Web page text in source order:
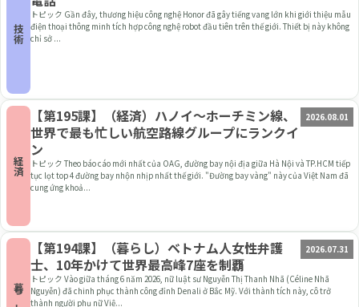
技術
トピック Gần đây, thương hiệu công nghệ Honor đã gây tiếng vang lớn khi giới thiệu mẫu
điện thoại thông minh tích hợp công nghệ robot đầu tiên trên thế giới. Thiết bị này không
chỉ sở ...
経済
【第195課】（経済）ハノイ～ホーチミン線、
世界で最も忙しい航空路線グループにランクイ
ン
2026.08.01
トピック Theo báo cáo mới nhất của OAG, đường bay nội địa giữa Hà Nội và TP.HCM tiếp
tục lọt top 4 đường bay nhộn nhịp nhất thế giới. "Đường bay vàng" này của Việt Nam đã
cung ứng khoả...
暮らし
【第194課】（暮らし）ベトナム人女性弁護
士、10年かけて世界最高峰7座を制覇
2026.07.31
トピック Vào giữa tháng 6 năm 2026, nữ luật sư Nguyễn Thị Thanh Nhã (Céline Nhã
Nguyễn) đã chinh phục thành công đỉnh Denali ở Bắc Mỹ. Với thành tích này, cô trở
thành người phụ nữ Việ...